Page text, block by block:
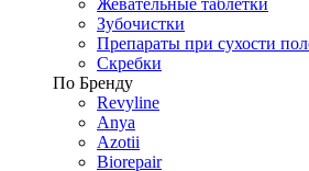
Жевательные таблетки
Зубочистки
Препараты при сухости
Скребки
По Бренду
Revyline
Anya
Azotii
Biorepair